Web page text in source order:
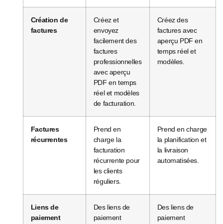
Création de
factures
Créez et
envoyez
facilement des
factures
professionnelles
avec aperçu
PDF en temps
réel et modèles
de facturation.
Créez des
factures avec
aperçu PDF en
temps réel et
modèles.
Factures
récurrentes
Prend en
charge la
facturation
récurrente pour
les clients
réguliers.
Prend en charge
la planification et
la livraison
automatisées.
Liens de
paiement
Des liens de
paiement
Des liens de
paiement